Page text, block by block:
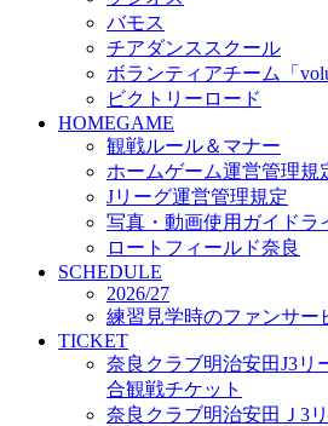
「鹿パス」
観戦ルール＆マナー
FANCOMMUNITY
2026/27ファンコミュニテ
サポートショップ
GOODS
オフィシャルストア（実
オンラインストア
ACADEMY
アカデミーについて
プロジェクト
コーチ&スタッフ
ジュニア
ジュニアユース
ユース
練習拠点（ナラディーア）
SCHOOL
バモス
チアダンススクール
ボランティアチーム「
ビクトリーロード
HOMEGAME
観戦ルール＆マナー
ホームゲーム運営管理規
Jリーグ運営管理規定
写真・動画使用ガイドラ
ロートフィールド奈良
SCHEDULE
2026/27
練習見学時のファンサー
TICKET
奈良クラブ明治安田J3リ
合観戦チケット
奈良クラブ明治安田Ｊ3